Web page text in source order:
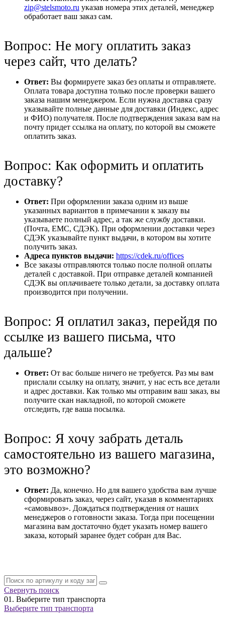
zip@stelsmoto.ru указав номера этих деталей, менеджер
обработает ваш заказ сам.
Вопрос: Не могу оплатить заказ
через сайт, что делать?
Ответ: Вы формируете заказ без оплаты и отправляете.
Оплата товара доступна только после проверки вашего
заказа нашим менеджером. Если нужна доставка сразу
указывайте полные данные для доставки (Индекс, адрес
и ФИО) получателя. После подтверждения заказа вам на
почту придет ссылка на оплату, по которой вы сможете
оплатить заказ.
Вопрос: Как оформить и оплатить
доставку?
Ответ: При оформлении заказа одним из выше
указанных вариантов в примечании к заказу вы
указываете полный адрес, а так же службу доставки.
(Почта, ЕМС, СДЭК). При оформлении доставки через
СДЭК указывайте пункт выдачи, в котором вы хотите
получить заказ.
Адреса пунктов выдачи: https://cdek.ru/offices
Все заказы отправляются только после полной оплаты
деталей с доставкой. При отправке деталей компанией
СДЭК вы оплачиваете только детали, за доставку оплата
производится при получении.
Вопрос: Я оплатил заказ, перейдя по
ссылке из вашего письма, что
дальше?
Ответ: От вас больше ничего не требуется. Раз мы вам
прислали ссылку на оплату, значит, у нас есть все детали
и адрес доставки. Как только мы отправим ваш заказ, вы
получите скан накладной, по которой сможете
отследить, где ваша посылка.
Вопрос: Я хочу забрать деталь
самостоятельно из вашего магазина,
это возможно?
Ответ: Да, конечно. Но для вашего удобства вам лучше
сформировать заказ, через сайт, указав в комментариях
«самовывоз». Дождаться подтверждения от наших
менеджеров о готовности заказа. Тогда при посещении
магазина вам достаточно будет указать номер вашего
заказа, который заранее будет собран для Вас.
Свернуть поиск
01. Выберите тип транспорта
Выберите тип транспорта